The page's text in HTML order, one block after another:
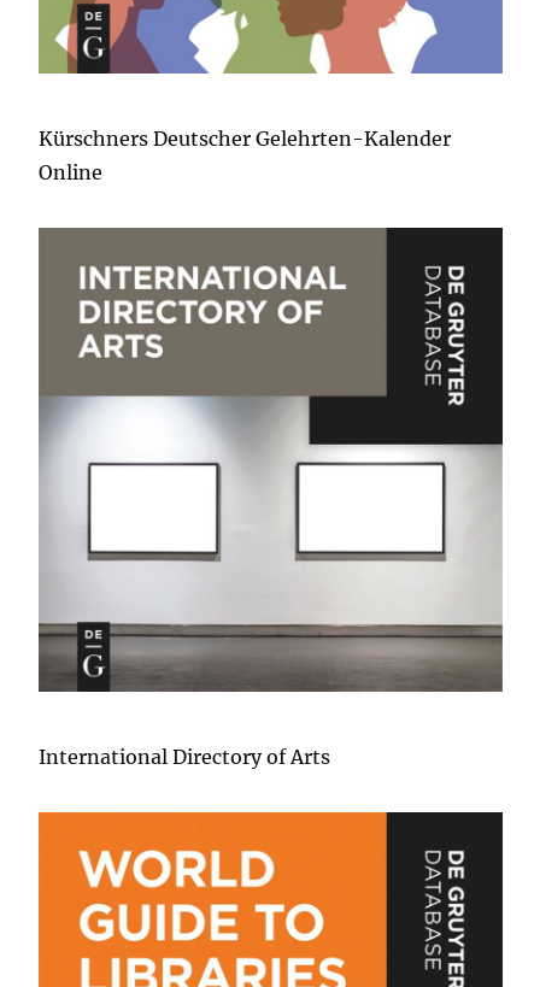
Kürschners Deutscher Gelehrten-Kalender
Online
International Directory of Arts